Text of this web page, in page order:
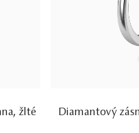
žlté
Diamantový